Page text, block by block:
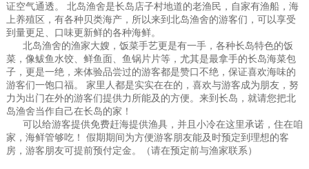
证空气通透。 北岛渔舍是长岛店子村地道的老渔民，自家有渔船，海
上养殖区，有各种贝类海产，所以来到北岛渔舍的游客们，可以享受
到量更足、口味更新鲜的各种海鲜。
北岛渔舍的渔家大嫂，饭菜手艺更是有一手，各种长岛特色的饭
菜，像鲅鱼水饺、鲜鱼面、鱼锅片片等，尤其是最拿手的长岛海菜包
子，更是一绝，来体验品尝过的游客都是赞口不绝，保证喜欢海味的
游客们一饱口福。 家里人都是实实在在的，喜欢与游客成为朋友，努
力为出门在外的游客们提供力所能及的方便。来到长岛，就请您把北
岛渔舍当作自己在长岛的家！
可以给游客提供免费赶海提供渔具，并且小冷在这里承诺，住在咱
家，海鲜管够吃！ 假期期间为方便游客朋友能及时预定到理想的客
房，游客朋友可提前预付定金。（请在预定前与渔家联系）